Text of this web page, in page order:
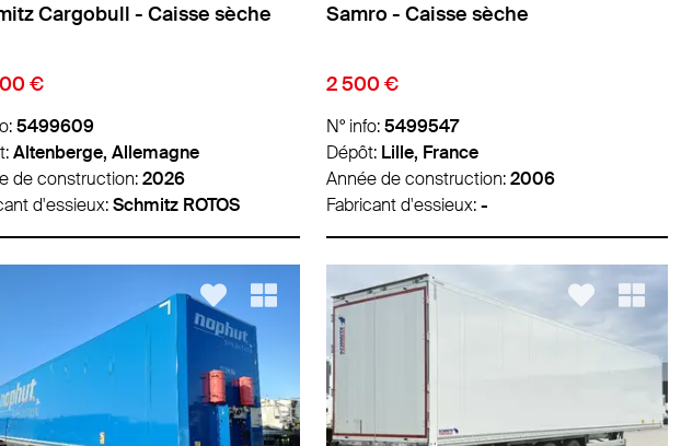
Cargobull - Caisse sèche
€
5499609
Altenberge, Allemagne
de construction:2026
d'essieux:Schmitz ROTOS
Samro - Caisse sèche
2 500 €
N° info:5499547
Dépôt: Lille, France
Année de construction:2006
Fabricant d'essieux:-